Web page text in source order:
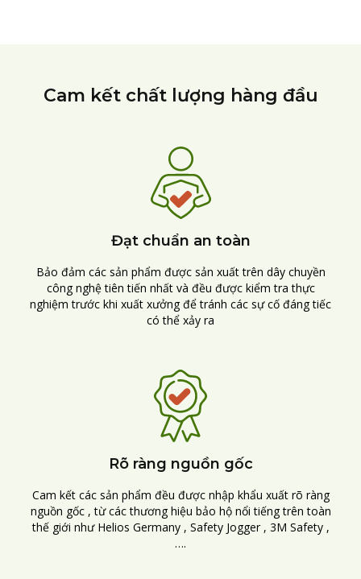
Cam kết chất lượng hàng đầu
Đạt chuẩn an toàn
Bảo đảm các sản phẩm được sản xuất trên dây chuyền
công nghệ tiên tiến nhất và đều được kiểm tra thực
nghiệm trước khi xuất xưởng để tránh các sự cố đáng tiếc
có thể xảy ra
Rõ ràng nguồn gốc
Cam kết các sản phẩm đều được nhập khẩu xuất rõ ràng
nguồn gốc , từ các thương hiệu bảo hộ nổi tiếng trên toàn
thế giới như Helios Germany , Safety Jogger , 3M Safety ,
….